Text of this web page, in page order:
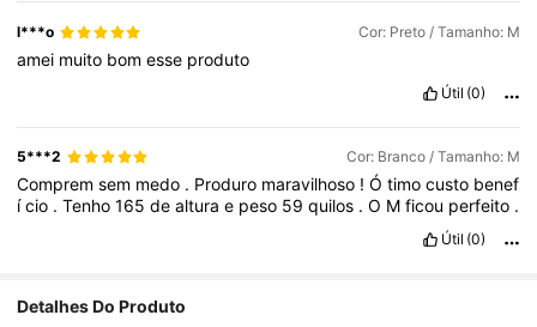
l***o Cor: Preto / Tamanho: M
amei muito bomesse produto
Útil (0)
5***2 Cor: Branco / Tamanho: M
Compremsem medo . Produro maravilhoso !Ótimocusto benef
ício .Tenho165dealturae peso 59quilos .O Mficou perfeito .
Útil (0)
Detalhes Do Produto